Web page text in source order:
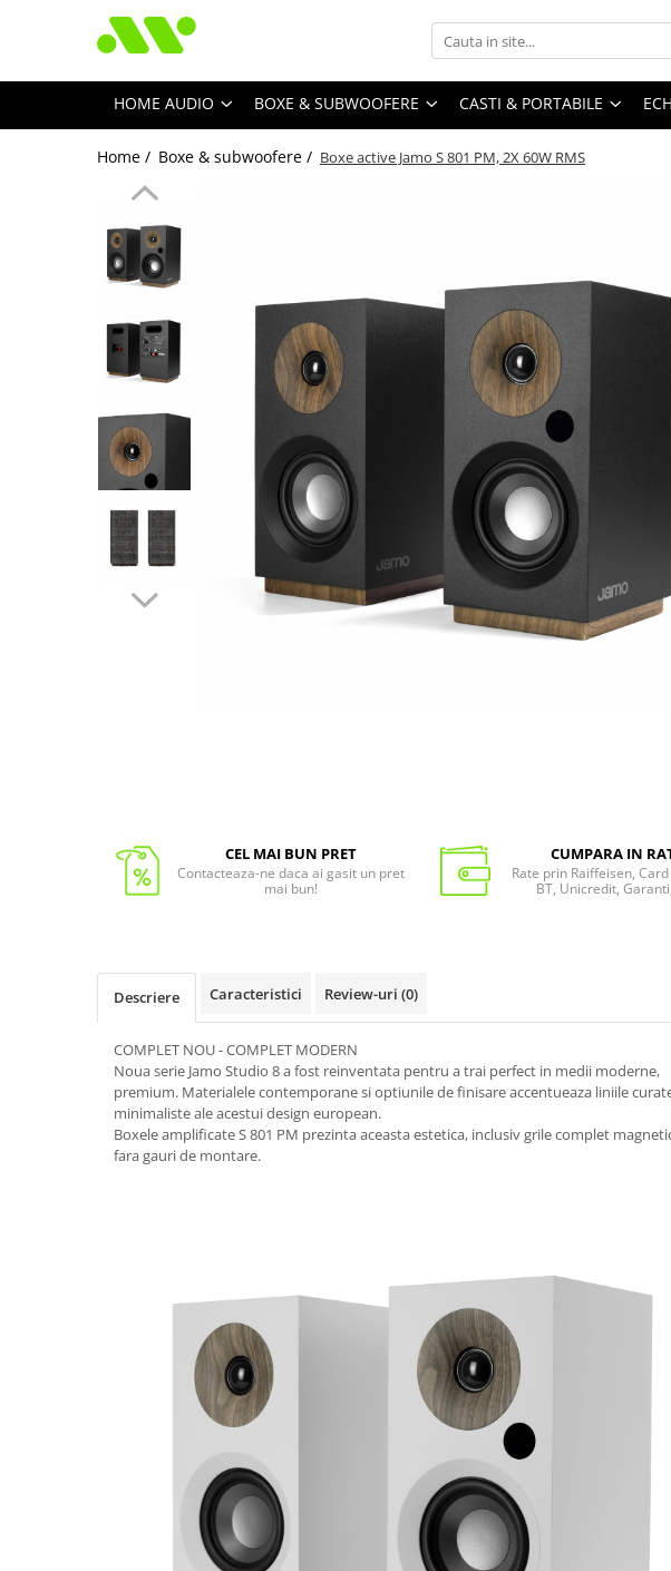
HOME AUDIO BOXE & SUBWOOFERE CASTI & PORTABILE
Home / Boxe & subwoofere / Boxe active Jamo S 801 PM, 2X 60W RMS
CEL MAI BUN PRET
Contacteaza-ne daca ai gasit un pret
mai bun!
CUMPARA IN
Rate prin Raiffeisen,
BT, Unicredit,
Descriere Caracteristici Review-uri (0)
COMPLET NOU - COMPLET MODERN
Noua serie Jamo Studio 8 a fost reinventata pentru a trai perfect in medii moderne,
premium. Materialele contemporane si optiunile de finisare accentueaza liniile
minimaliste ale acestui design european.
Boxele amplificate S 801 PM prezinta aceasta estetica, inclusiv grile complet
fara gauri de montare.